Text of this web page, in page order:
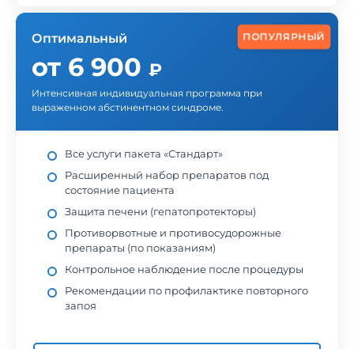
ПОПУЛЯРНЫЙ
Оптимальный
от 6 900 ₽
Интенсивная индивидуальная программа при
выраженном абстинентном синдроме.
Все услуги пакета «Стандарт»
Расширенный набор препаратов под
состояние пациента
Защита печени (гепатопротекторы)
Противорвотные и противосудорожные
препараты (по показаниям)
Контрольное наблюдение после процедуры
Рекомендации по профилактике повторного
запоя